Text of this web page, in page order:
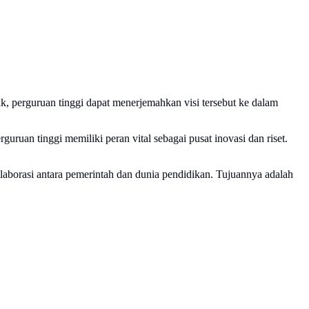
perguruan tinggi dapat menerjemahkan visi tersebut ke dalam
tinggi memiliki peran vital sebagai pusat inovasi dan riset.
antara pemerintah dan dunia pendidikan. Tujuannya adalah